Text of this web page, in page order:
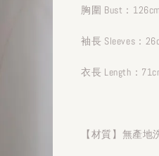
胸圍 Bust：126cm
袖長 Sleeves：
衣長 Length：
【材質】無產